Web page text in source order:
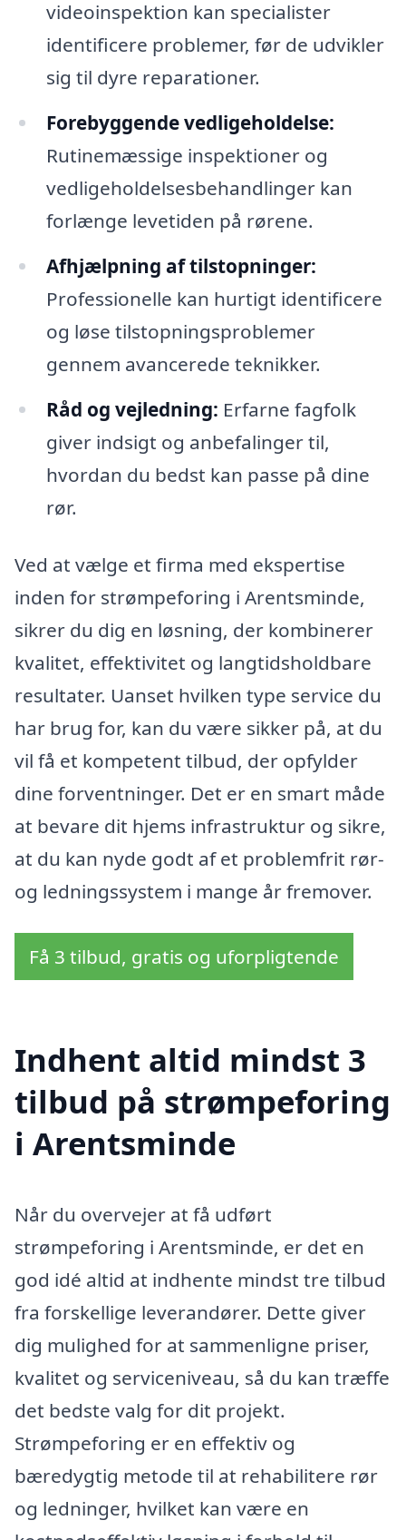
videoinspektion kan specialister
identificere problemer, før de udvikler
sig til dyre reparationer.
Forebyggende vedligeholdelse:
Rutinemæssige inspektioner og
vedligeholdelsesbehandlinger kan
forlænge levetiden på rørene.
Afhjælpning af tilstopninger:
Professionelle kan hurtigt identificere
og løse tilstopningsproblemer
gennem avancerede teknikker.
Råd og vejledning: Erfarne fagfolk
giver indsigt og anbefalinger til,
hvordan du bedst kan passe på dine
rør.
Ved at vælge et firma med ekspertise
inden for strømpeforing i Arentsminde,
sikrer du dig en løsning, der kombinerer
kvalitet, effektivitet og langtidsholdbare
resultater. Uanset hvilken type service du
har brug for, kan du være sikker på, at du
vil få et kompetent tilbud, der opfylder
dine forventninger. Det er en smart måde
at bevare dit hjems infrastruktur og sikre,
at du kan nyde godt af et problemfrit rør-
og ledningssystem i mange år fremover.
Få 3 tilbud, gratis og uforpligtende
Indhent altid mindst 3
tilbud på strømpeforing
i Arentsminde
Når du overvejer at få udført
strømpeforing i Arentsminde, er det en
god idé altid at indhente mindst tre tilbud
fra forskellige leverandører. Dette giver
dig mulighed for at sammenligne priser,
kvalitet og serviceniveau, så du kan træffe
det bedste valg for dit projekt.
Strømpeforing er en effektiv og
bæredygtig metode til at rehabilitere rør
og ledninger, hvilket kan være en